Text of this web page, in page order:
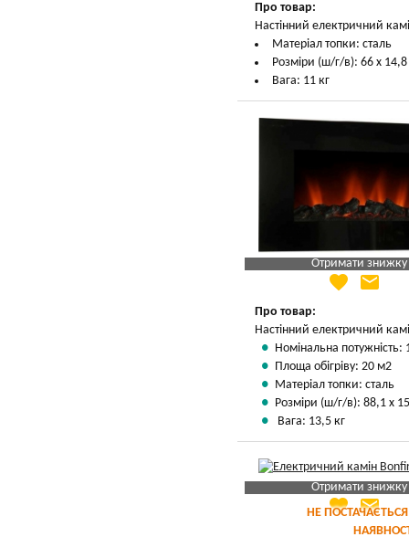
Про товар:
Настінний електричний
Матеріал топки: сталь
Розміри (ш/г/в): 66 х
Вага: 11 кг
Отримати знижку
Яка Ваша ціна
Вказати мою ціну
favorite email
Про товар:
Настінний електричний
Номінальна потужність:
Площа обігріву: 20 м2
Матеріал топки: сталь
Розміри (ш/г/в): 88,1 х
Вага: 13,5 кг
НЕ
Отримати знижку
Яка Ваша ціна ?
Вказати мою ціну
favorite email